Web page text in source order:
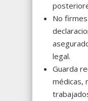
No
legal.
Guarda
médicas,